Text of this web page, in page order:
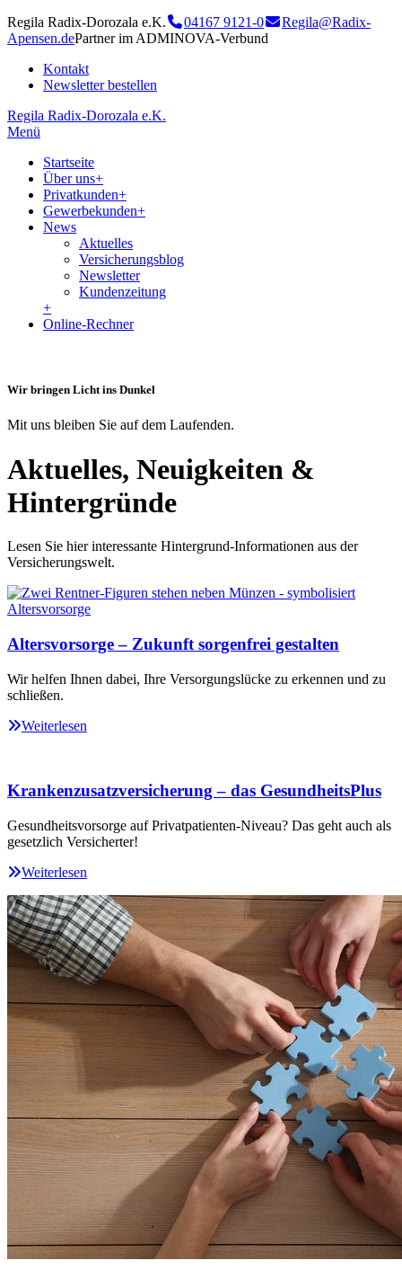
Regila Radix-Dorozala e.K. 04167 9121-0
Regila@Radix-
Apensen.dePartner im ADMINOVA-Verbund
Kontakt
Newsletter bestellen
Regila Radix-Dorozala e.K.
Menü
Startseite
Über uns+
Privatkunden+
Gewerbekunden+
News
Aktuelles
Versicherungsblog
Newsletter
Kundenzeitung
+
Online-Rechner
Wir bringen Licht ins Dunkel
Mit uns bleiben Sie auf dem Laufenden.
Aktuelles, Neuigkeiten &
Hintergründe
Lesen Sie hier interessante Hintergrund-Informationen aus der
Versicherungswelt.
Altersvorsorge – Zukunft sorgenfrei gestalten
Wir helfen Ihnen dabei, Ihre Versorgungslücke zu erkennen und zu
schließen.
Weiterlesen
Krankenzusatzversicherung – das GesundheitsPlus
Gesundheitsvorsorge auf Privatpatienten-Niveau? Das geht auch als
gesetzlich Versicherter!
Weiterlesen